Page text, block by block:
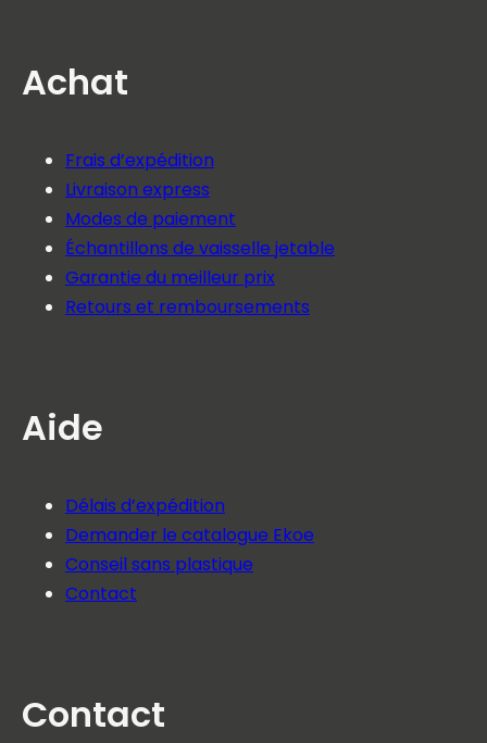
Achat
Frais d’expédition
Livraison express
Modes de paiement
Échantillons de vaisselle jetable
Garantie du meilleur prix
Retours et remboursements
Aide
Délais d’expédition
Demander le catalogue Ekoe
Conseil sans plastique
Contact
Contact